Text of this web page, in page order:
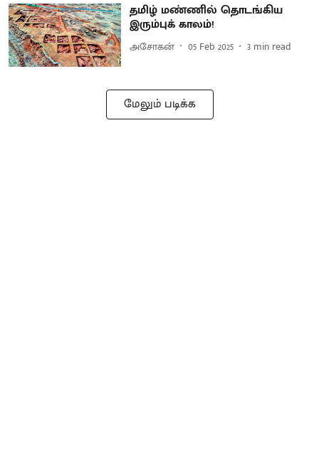
தமிழ் மண்ணில் தொடங்கிய
இரும்புக் காலம்!
அசோகன் 05 Feb 2025 3 min read
மேலும் படிக்க